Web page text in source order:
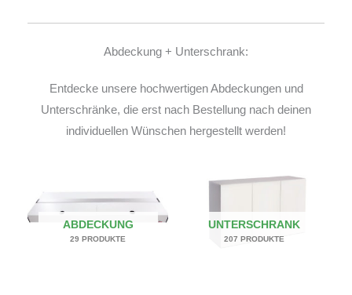
Abdeckung + Unterschrank:
Entdecke unsere hochwertigen Abdeckungen und
Unterschränke, die erst nach Bestellung nach deinen
individuellen Wünschen hergestellt werden!
ABDECKUNG
29 PRODUKTE
UNTERSCHRANK
207 PRODUKTE